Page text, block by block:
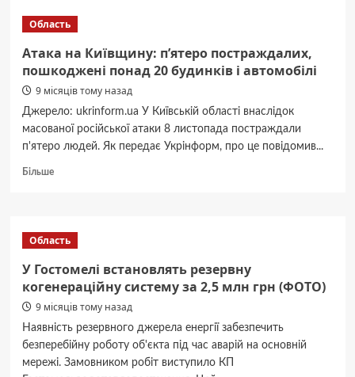
Київщини
наслідки
російських
атак,
Область
Атака на Київщину: п’ятеро постраждалих,
пошкоджені понад 20 будинків і автомобілі
9 місяців тому назад
Джерело: ukrinform.ua У Київській області внаслідок
масованої російської атаки 8 листопада постраждали
п'ятеро людей. Як передає Укрінформ, про це повідомив...
БільшеДокладніше
п’ятеро
пошкоджені
понад
20
автомобілі
Область
У Гостомелі встановлять резервну
когенераційну систему за 2,5 млн грн (ФОТО)
9 місяців тому назад
Наявність резервного джерела енергії забезпечить
безперебійну роботу об'єкта під час аварій на основній
мережі. Замовником робіт виступило КП